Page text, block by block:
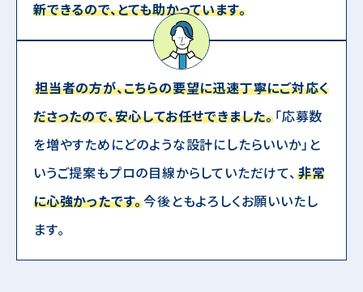
新できるので、とても助かっています。
担当者の方が、こちらの要望に迅速丁寧にご対応く
ださったので、安心してお任せできました。 「応募数
を増やすためにどのような設計にしたらいいか」と
いうご提案もプロの目線からしていただけて、 非常
に心強かったです。今後ともよろしくお願いいたし
ます。